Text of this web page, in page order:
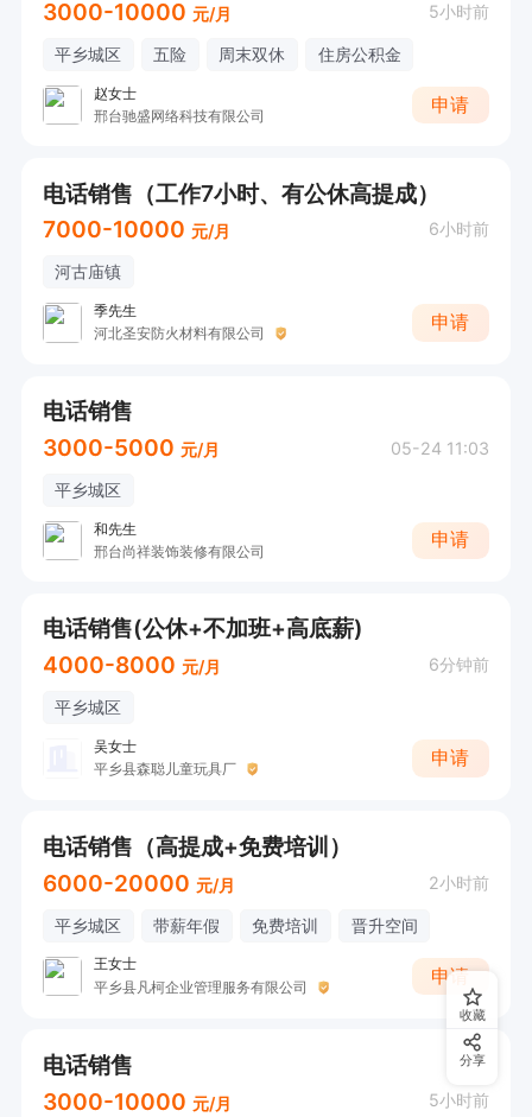
3000-10000 元/月 5小时前
平乡城区 五险 周末双休 住房公积金
赵女士
邢台驰盛网络科技有限公司
申请
电话销售（工作7小时、有公休高提成）
7000-10000 元/月 6小时前
河古庙镇
季先生
河北圣安防火材料有限公司
申请
电话销售
3000-5000 元/月 05-24 11:03
平乡城区
和先生
邢台尚祥装饰装修有限公司
申请
电话销售(公休+不加班+高底薪)
4000-8000 元/月 6分钟前
平乡城区
吴女士
平乡县森聪儿童玩具厂
申请
电话销售（高提成+免费培训）
6000-20000 元/月 2小时前
平乡城区 带薪年假 免费培训 晋升空间
王女士
平乡县凡柯企业管理服务有限公司
申请
电话销售
3000-10000 元/月 5小时前
收藏
分享